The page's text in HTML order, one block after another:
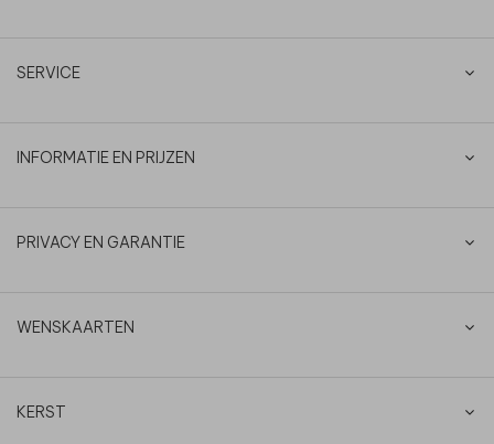
SERVICE
INFORMATIE EN PRIJZEN
PRIVACY EN GARANTIE
WENSKAARTEN
KERST